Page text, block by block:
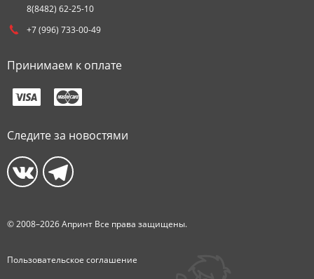
8(8482) 62-25-10
+7 (996) 733-00-49
Принимаем к оплате
Следите за новостями
© 2008–2026 Апринт Все права защищены.
Пользовательское соглашение